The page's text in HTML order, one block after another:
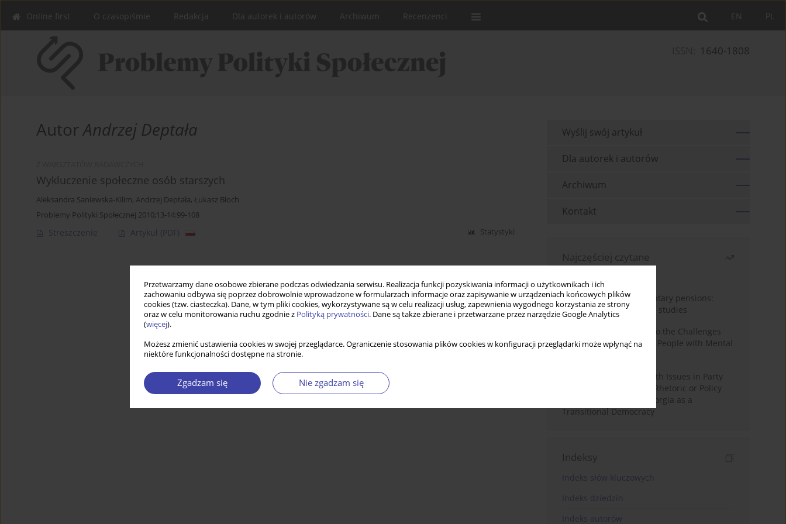
Przetwarzamy dane osobowe zbierane podczas odwiedzania serwisu. Realizacja funkcji pozyskiwania informacji o użytkownikach i ich
zachowaniu odbywa się poprzez dobrowolnie wprowadzone w formularzach informacje oraz zapisywanie w urządzeniach końcowych plików
cookies (tzw. ciasteczka). Dane, w tym pliki cookies, wykorzystywane są w celu realizacji usług, zapewnienia wygodnego korzystania ze strony
oraz w celu monitorowania ruchu zgodnie z Polityką prywatności. Dane są także zbierane i przetwarzane przez narzędzie Google Analytics
(więcej).
Możesz zmienić ustawienia cookies w swojej przeglądarce. Ograniczenie stosowania plików cookies w konfiguracji przeglądarki może wpłynąć na
niektóre funkcjonalności dostępne na stronie.
Zgadzam się Nie zgadzam się
PL
EN
Online first O czasopiśmie Redakcja Dla autorek i autorów Archiwum Recenzenci
1640-1808
AutorAndrzej Deptała
Wykluczenie społeczne osób starszych
Aleksandra Saniewska-Kilim, Andrzej Deptała, Łukasz Błoch
Problemy Polityki Społecznej 2010;13-14:99-108
Streszczenie Artykuł (PDF) Statystyki
Wyślij swój artykuł
Dla autorek i autorów
Archiwum
Kontakt
Najczęściej czytane
Auto-enrolment in voluntary pensions:
Comparative OECD case studies
Bibliometric Insights into the Challenges
and Needs of Homeless People with Mental
The Politicisation of Youth Issues in Party
Programmes: Symbolic Rhetoric or Policy
Priority? The Case of Georgia as a
Transitional Democracy
Indeksy
Indeks słów kluczowych
Indeks dziedzin
Indeks autorów